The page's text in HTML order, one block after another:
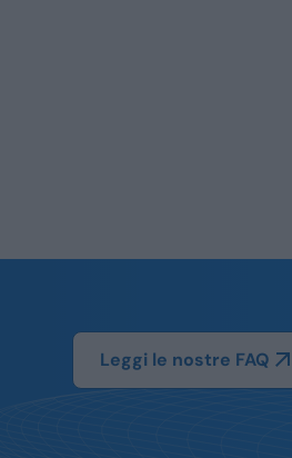
Leggi le nostre FAQ